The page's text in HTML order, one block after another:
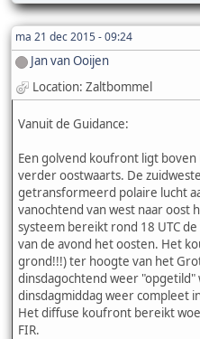
ma 21 dec 2015 - 09:24
Jan van Ooijen
Location: Zaltbommel
Vanuit de Guidance:
Een golvend koufront ligt
verder oostwaarts. De
getransformeerd polaire lucht
vanochtend van west naar oost
systeem bereikt rond 18 UTC
van de avond het oosten. Het
grond!!!) ter hoogte van het
dinsdagochtend weer "opgetild"
dinsdagmiddag weer compleet
Het diffuse koufront bereikt
FIR.